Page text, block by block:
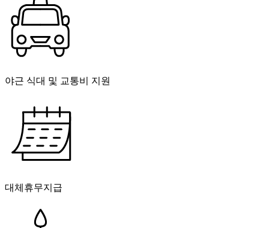
야근 식대 및 교통비 지원
대체휴무지급